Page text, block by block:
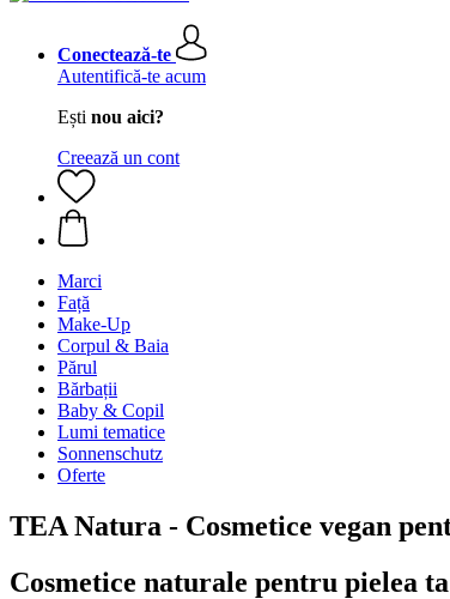
Conectează-te
Autentifică-te acum
Ești nou aici?
Creează un cont
Marci
Față
Make-Up
Corpul & Baia
Părul
Bărbații
Baby & Copil
Lumi tematice
Sonnenschutz
Oferte
TEA Natura - Cosmetice vegan
Cosmetice naturale pentru pielea ta